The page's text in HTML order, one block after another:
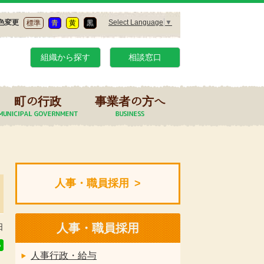
変更 標準 青 黄 黒 Select Language ▼
組織から探す 相談窓口
町の行政 事業者の方へ
人事・職員採用
人事・職員採用
人事行政・給与